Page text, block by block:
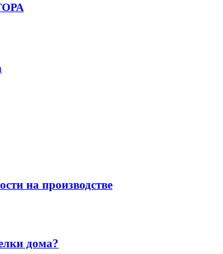
на производстве
дома?